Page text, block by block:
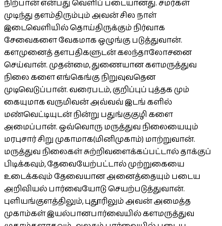
நிற்பான் என்பது வெளிப் படையானது. சமர்கள்
முடிந்து தளம்திரும்பும் அவன் சில நாள்
இடைவெளியில் தொய்திருக்கும் நிர்வாக
சேவைகளை வேகமாக ஒழுங்கு படுத்துவான்.
களமுனைத் தளபதிகளுடன் கலந்தாலோசனை
செய்வான். முதன்மை, துணையான களமருத்துவ
நிலை களை எங்கெங்கு நிறுவுவதென
முடிவெடுப்பான். வரைபடம், குறிப்புப் புத்தக மும்
கையுமாக வருமிவன் அவ்வவ் இடங் களில்
மண்வெட்டியுடன் நின்று பதுங்குகுழி களை
அமைப்பான். ஒவ்வொரு மருத்துவ நிலையையும்
மரபுசார் சிறு முகாமாக(மினிமுகாம்) மாற்றுவான்.
மருத்துவ நிலைகள் சுற்றிவளைக்கப்பட்டால் தாக்குப்
பிடிக்கவும், தேவையேற்பட்டால் முற்றுகையை
உடைக்கவும் தேவையான அனைத்தையும் படைய
அறிவியல் பார்வையோடு செயற்படுத்துவான்.
புளியங்குளத்திலும், புதூரிலும் அவன் அமைத்த
முகாம்கள் இயல்பானபார்வையில் களமருத்துவ